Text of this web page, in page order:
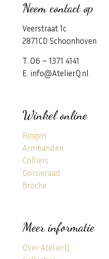
Neem contact op
Veerstraat 1c
2871CD Schoonhoven
T. 06 – 1371 4141
E. info@AtelierQ.nl
Winkel online
Ringen
Armbanden
Colliers
Oorsieraad
Broche
Meer informatie
Over AtelierQ